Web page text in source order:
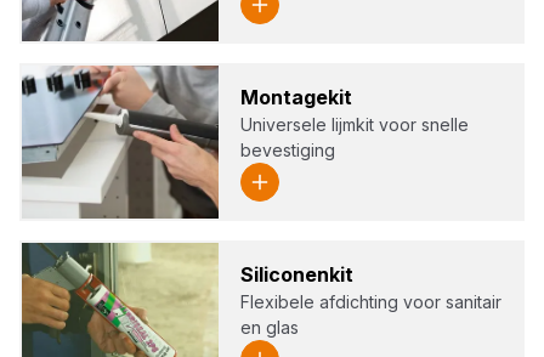
Mon­ta­ge­kit
Universele lijmkit voor snelle
bevestiging
Sili­co­nen­kit
Flexibele afdichting voor sanitair
en glas